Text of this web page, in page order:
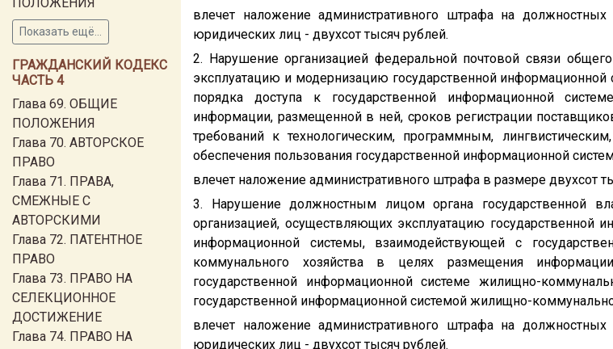
Показать ещё...
ГРАЖДАНСКИЙ КОДЕКС
ЧАСТЬ 4
Глава 69. ОБЩИЕ
ПОЛОЖЕНИЯ
Глава 70. АВТОРСКОЕ
ПРАВО
Глава 71. ПРАВА,
СМЕЖНЫЕ С
АВТОРСКИМИ
Глава 72. ПАТЕНТНОЕ
ПРАВО
Глава 73. ПРАВО НА
СЕЛЕКЦИОННОЕ
ДОСТИЖЕНИЕ
Глава 74. ПРАВО НА
влечет наложение административного штрафа на
юридических лиц - двухсот тысяч рублей.
2. Нарушение организацией федеральной почтовой связи
эксплуатацию и модернизацию государственной
порядка доступа к государственной информационной
информации, размещенной в ней, сроков регистрации
требований к технологическим, программным,
обеспечения пользования государственной информационной
влечет наложение административного штрафа в размере двухсот
3. Нарушение должностным лицом органа государственной
организацией, осуществляющих эксплуатацию государственной
информационной системы, взаимодействующей с
коммунального хозяйства в целях размещения
государственной информационной системе жилищно-
государственной информационной системой жилищно-
влечет наложение административного штрафа на
юридических лиц - двухсот тысяч рублей.